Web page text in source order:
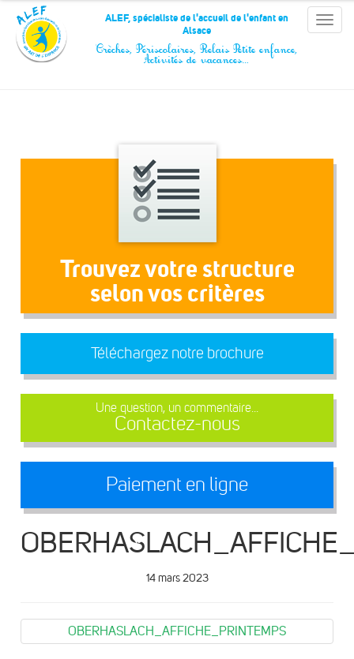
Panneau de gestion des cookies
Toggle
ALEF, spécialiste de l'accueil de l'enfant en
Alsace
Crèches, Périscolaires, Relais Petite enfance,
Activités de vacances…
Trouvez votre structure
selon vos critères
Téléchargez notre brochure
Une question, un commentaire...
Contactez-nous
Paiement en ligne
14 mars 2023
OBERHASLACH_AFFICHE_PRINTEMPS